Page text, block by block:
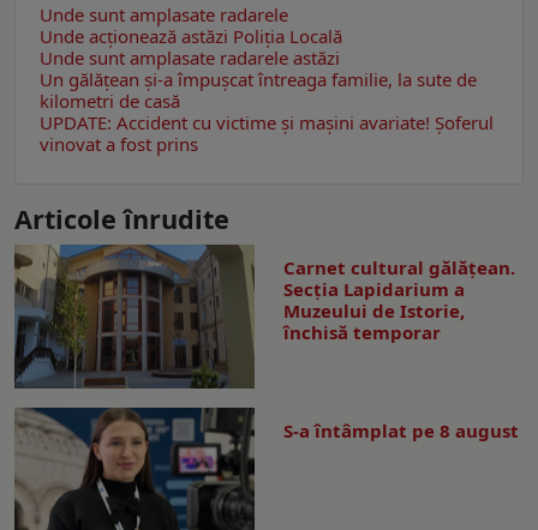
Unde sunt amplasate radarele
Unde acționează astăzi Poliția Locală
Unde sunt amplasate radarele astăzi
Un gălăţean și-a împușcat întreaga familie, la sute de
kilometri de casă
UPDATE: Accident cu victime și mașini avariate! Șoferul
vinovat a fost prins
Articole înrudite
Carnet cultural gălăţean.
Secţia Lapidarium a
Muzeului de Istorie,
închisă temporar
S-a întâmplat pe 8 august